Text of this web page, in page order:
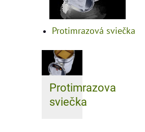
Protimrazová sviečka
Protimrazova
sviečka